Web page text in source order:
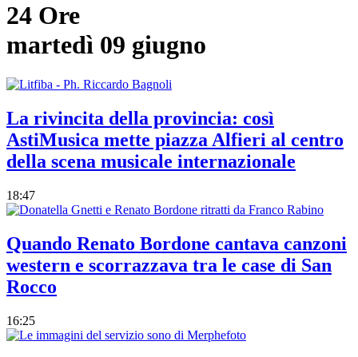
24 Ore
martedì 09 giugno
La rivincita della provincia: così
AstiMusica mette piazza Alfieri al centro
della scena musicale internazionale
18:47
Quando Renato Bordone cantava canzoni
western e scorrazzava tra le case di San
Rocco
16:25